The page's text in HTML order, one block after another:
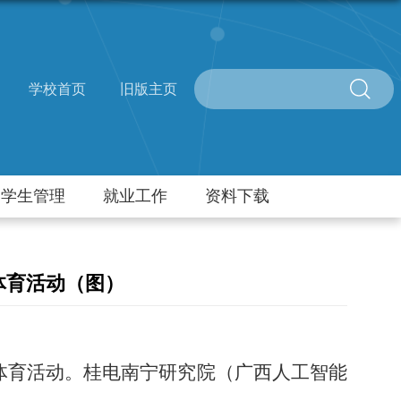
学校首页 旧版主页
学生管理 就业工作 资料下载
活动（图）
活动。桂电南宁研究院（广西人工智能